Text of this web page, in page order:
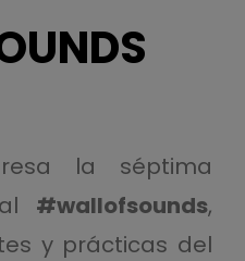
la séptima
#wallofsounds,
y prácticas del